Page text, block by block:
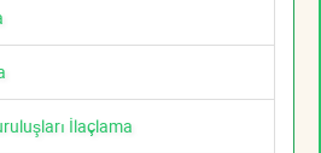
İlaçlama